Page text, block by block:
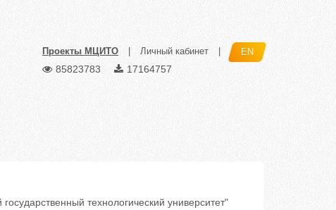
Проекты МЦИТО Личный кабинет EN
85823783 17164757
технологический университет"